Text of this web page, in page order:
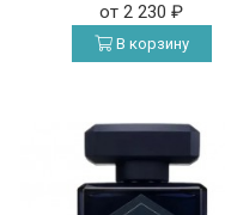
от 2 230₽
В корзину